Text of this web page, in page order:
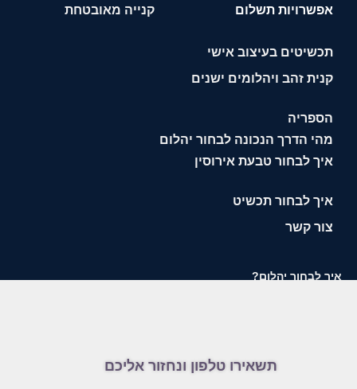
אפשרויות תשלום
קנייה מאובטחת
תכשיטים בעיצוב אישי
קנית זהב ויהלומים ישנים
הספריה
מהי הדרך הנכונה לבחור יהלום
איך לבחור טבעת אירוסין
איך לבחור תכשיט
צור קשר
איך לבחור יהלום?
תשאירו טלפון ונחזור אליכם